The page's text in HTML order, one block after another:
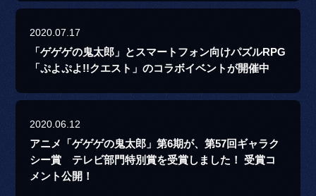
2020.07.17
「ゲゲゲの鬼太郎」とスマートフォン向けパズルRPG
「ぷよぷよ!!クエスト」のコラボイベントが開催中
2020.06.12
アニメ「ゲゲゲの鬼太郎」第6期が、第57回ギャラク
シー賞 テレビ部門特別賞を受賞しました！ 受賞コ
メント公開！